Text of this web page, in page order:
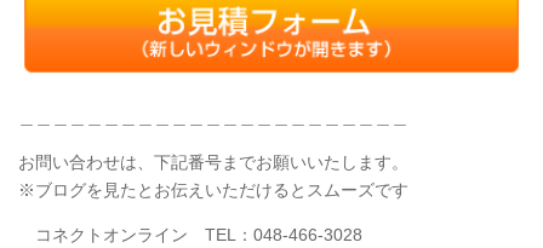
お問い合わせは、下記番号までお願いいたします。
※ブログを見たとお伝えいただけるとスムーズです
コネクトオンライン TEL ：048-466-3028